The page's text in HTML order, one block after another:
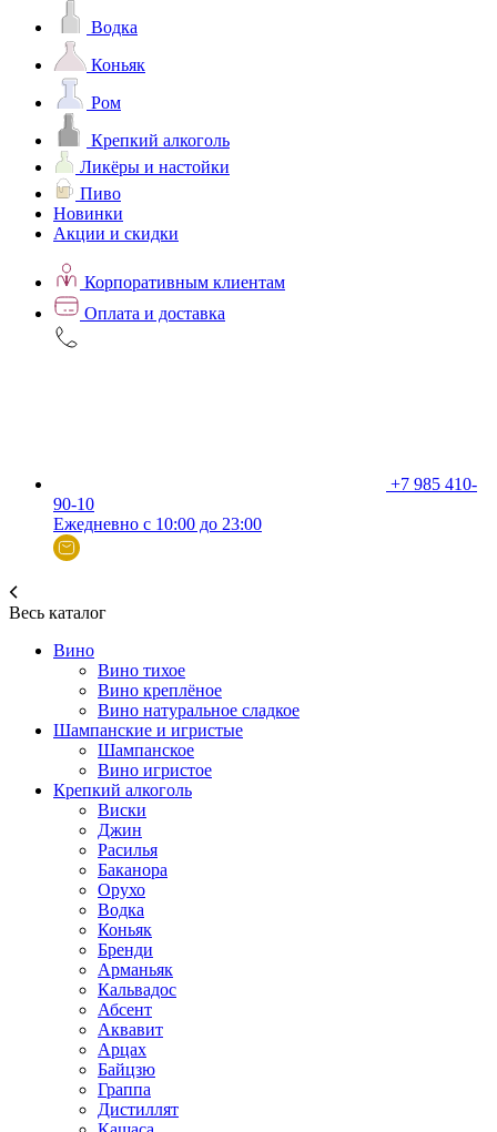
Водка
Коньяк
Ром
Крепкий алкоголь
Ликёры и настойки
Пиво
Новинки
Акции и скидки
Корпоративным клиентам
Оплата и доставка
+7 985 410-
90-10
Ежедневно с 10:00 до 23:00
Весь каталог
Вино
Вино тихое
Вино креплёное
Вино натуральное сладкое
Шампанские и игристые
Шампанское
Вино игристое
Крепкий алкоголь
Виски
Джин
Расилья
Баканора
Орухо
Водка
Коньяк
Бренди
Арманьяк
Кальвадос
Абсент
Аквавит
Арцах
Байцзю
Граппа
Дистиллят